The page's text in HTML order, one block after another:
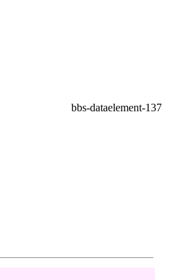
bbs-dataelement-137